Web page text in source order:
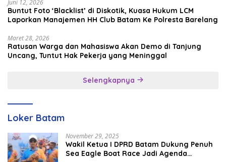
Juni 12, 2026
Buntut Foto ‘Blacklist’ di Diskotik, Kuasa Hukum LCM
Laporkan Manajemen HH Club Batam Ke Polresta Barelang
Maret 28, 2026
Ratusan Warga dan Mahasiswa Akan Demo di Tanjung
Uncang, Tuntut Hak Pekerja yang Meninggal
Selengkapnya
Loker Batam
November 29, 2025
Wakil Ketua I DPRD Batam Dukung Penuh
Sea Eagle Boat Race Jadi Agenda